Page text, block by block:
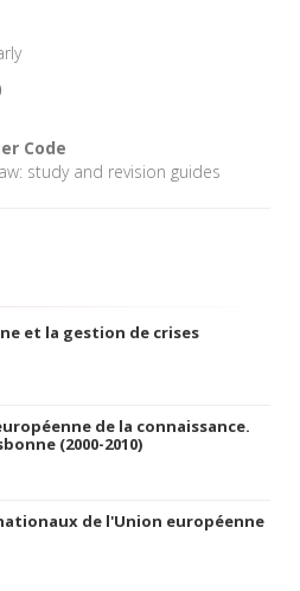
Code
study and revision guides
et la gestion de crises
de la connaissance.
(2000-2010)
de l'Union européenne